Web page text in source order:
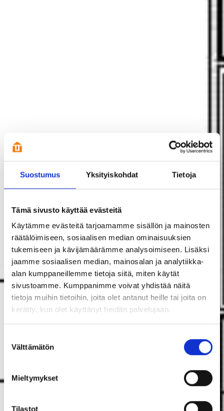
Suostumus Yksityiskohdat Tietoja
Tämä sivusto käyttää evästeitä
Käytämme evästeitä tarjoamamme sisällön ja mainosten
räätälöimiseen, sosiaalisen median ominaisuuksien
tukemiseen ja kävijämäärämme analysoimiseen. Lisäksi
jaamme sosiaalisen median, mainosalan ja analytiikka-
alan kumppaneillemme tietoja siitä, miten käytät
sivustoamme. Kumppanimme voivat yhdistää näitä
tietoja muihin tietoihin, joita olet antanut heille tai joita on
kerätty, kun olet käyttänyt heidän palvelujaan.
valinta
Välttämätön
Mieltymykset
Tilastot